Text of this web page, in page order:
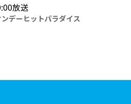
放送
デーヒットパラダイス